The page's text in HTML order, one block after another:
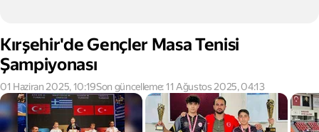
Kırşehir'de Gençler Masa Tenisi
Şampiyonası
01 Haziran 2025, 10:19Son güncelleme: 11 Ağustos 2025, 04:13